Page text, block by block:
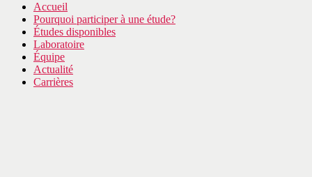
Accueil
Pourquoi participer à une étude?
Études disponibles
Laboratoire
Équipe
Actualité
Carrières